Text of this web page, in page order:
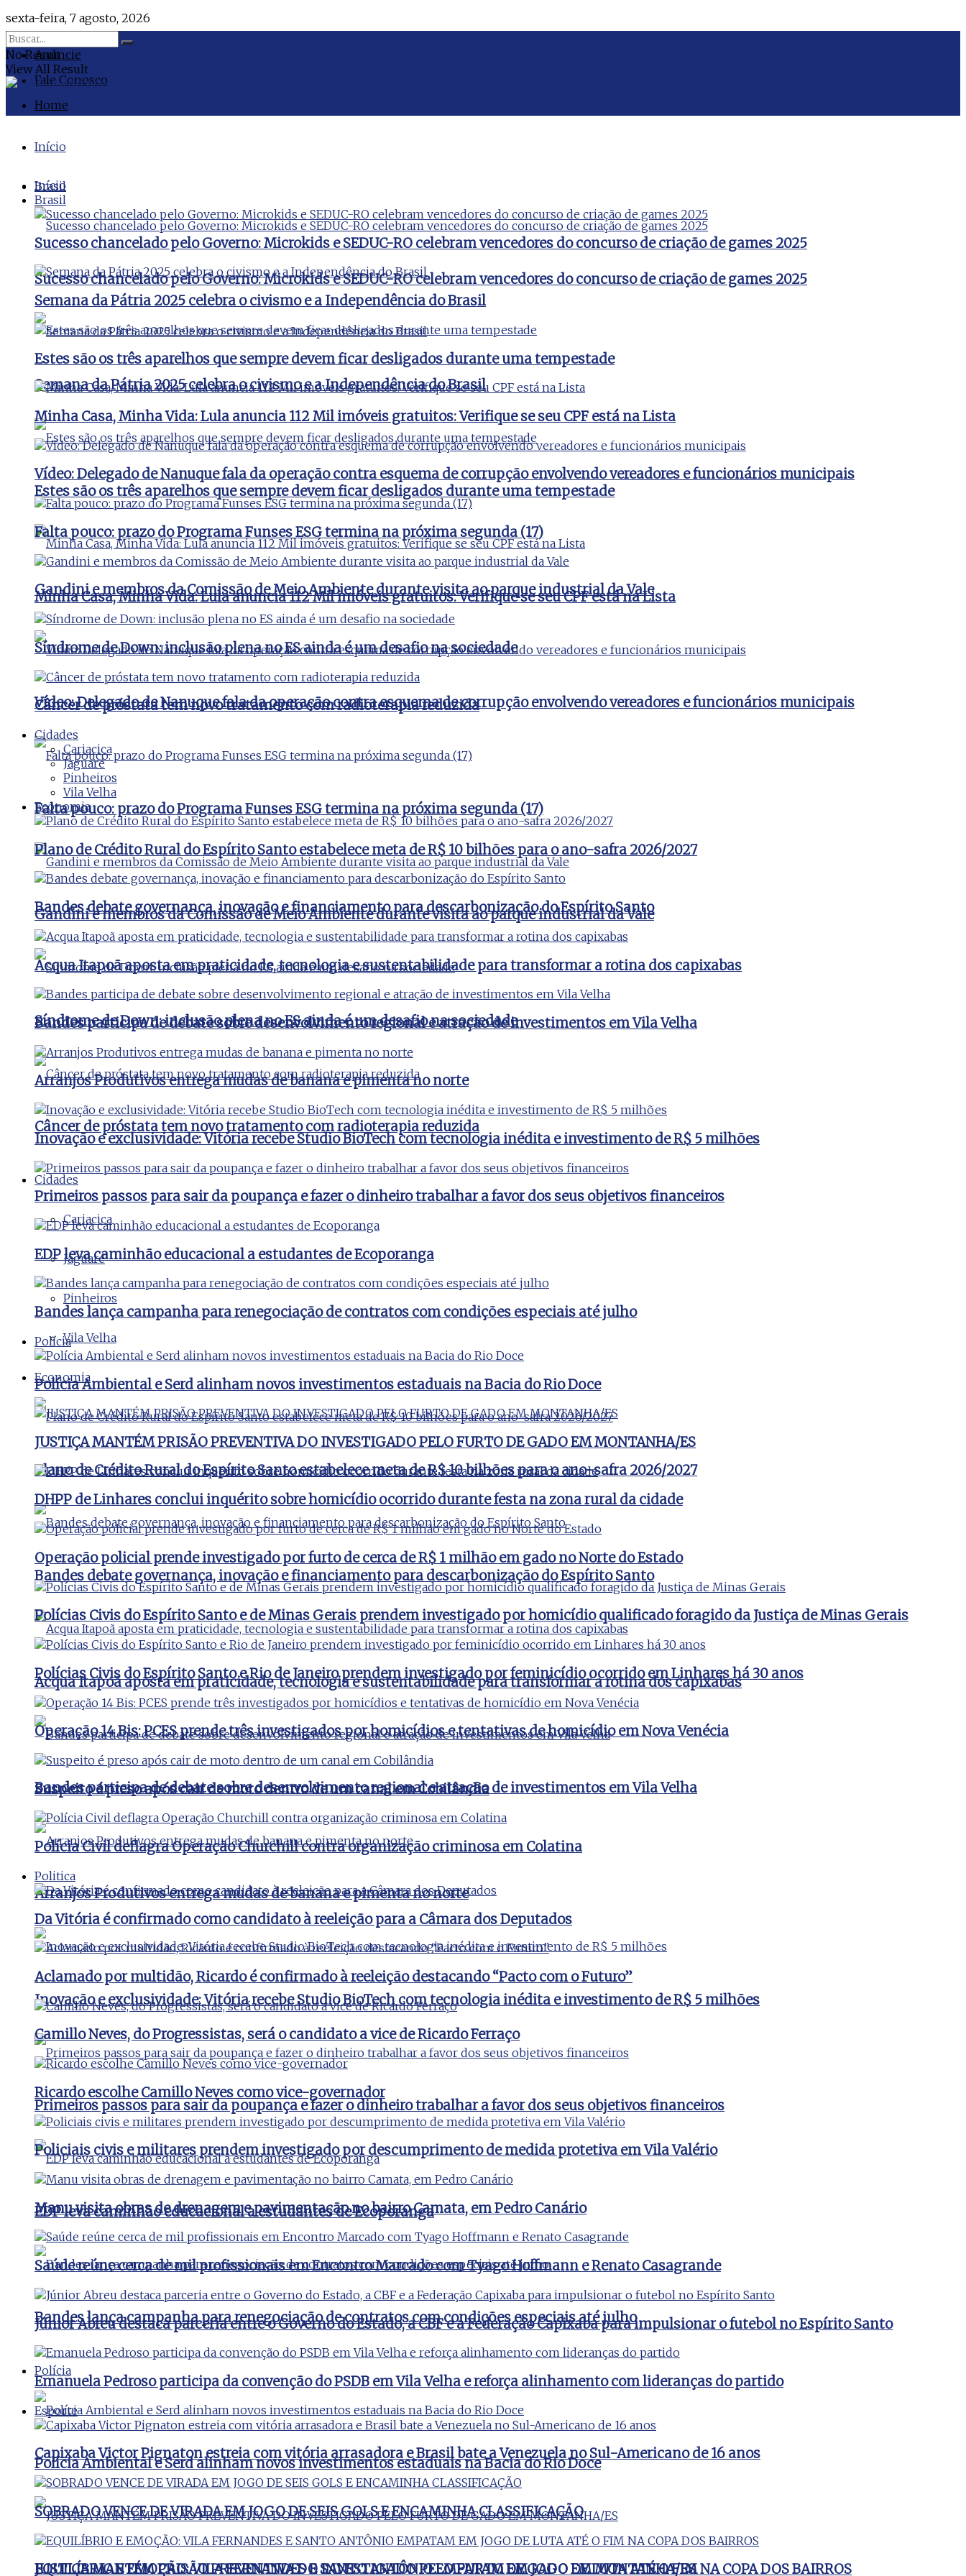
sexta-feira, 7 agosto, 2026
Anuncie
Fale Conosco
Home
No Result
View All Result
Início
Brasil
Sucesso chancelado pelo Governo: Microkids e SEDUC-RO celebram vencedores do concurso de criação de games 2025
Semana da Pátria 2025 celebra o civismo e a Independência do Brasil
Estes são os três aparelhos que sempre devem ficar desligados durante uma tempestade
Minha Casa, Minha Vida: Lula anuncia 112 Mil imóveis gratuitos: Verifique se seu CPF está na Lista
Vídeo: Delegado de Nanuque fala da operação contra esquema de corrupção envolvendo vereadores e funcionários municipais
Falta pouco: prazo do Programa Funses ESG termina na próxima segunda (17)
Gandini e membros da Comissão de Meio Ambiente durante visita ao parque industrial da Vale
Síndrome de Down: inclusão plena no ES ainda é um desafio na sociedade
Câncer de próstata tem novo tratamento com radioterapia reduzida
Cidades
Cariacica
Jaguaré
Pinheiros
Vila Velha
Economia
Plano de Crédito Rural do Espírito Santo estabelece meta de R$ 10 bilhões para o ano-safra 2026/2027
Bandes debate governança, inovação e financiamento para descarbonização do Espírito Santo
Acqua Itapoã aposta em praticidade, tecnologia e sustentabilidade para transformar a rotina dos capixabas
Bandes participa de debate sobre desenvolvimento regional e atração de investimentos em Vila Velha
Arranjos Produtivos entrega mudas de banana e pimenta no norte
Inovação e exclusividade: Vitória recebe Studio BioTech com tecnologia inédita e investimento de R$ 5 milhões
Primeiros passos para sair da poupança e fazer o dinheiro trabalhar a favor dos seus objetivos financeiros
EDP leva caminhão educacional a estudantes de Ecoporanga
Bandes lança campanha para renegociação de contratos com condições especiais até julho
Polícia
Polícia Ambiental e Serd alinham novos investimentos estaduais na Bacia do Rio Doce
JUSTIÇA MANTÉM PRISÃO PREVENTIVA DO INVESTIGADO PELO FURTO DE GADO EM MONTANHA/ES
Início
Brasil
Sucesso chancelado pelo Governo: Microkids e SEDUC-RO celebram vencedores do concurso de criação de games 2025
Semana da Pátria 2025 celebra o civismo e a Independência do Brasil
Estes são os três aparelhos que sempre devem ficar desligados durante uma tempestade
Minha Casa, Minha Vida: Lula anuncia 112 Mil imóveis gratuitos: Verifique se seu CPF está na Lista
Vídeo: Delegado de Nanuque fala da operação contra esquema de corrupção envolvendo vereadores e funcionários municipais
Falta pouco: prazo do Programa Funses ESG termina na próxima segunda (17)
Gandini e membros da Comissão de Meio Ambiente durante visita ao parque industrial da Vale
Síndrome de Down: inclusão plena no ES ainda é um desafio na sociedade
Câncer de próstata tem novo tratamento com radioterapia reduzida
Cidades
Cariacica
Jaguaré
Pinheiros
Vila Velha
Economia
Plano de Crédito Rural do Espírito Santo estabelece meta de R$ 10 bilhões para o ano-safra 2026/2027
Bandes debate governança, inovação e financiamento para descarbonização do Espírito Santo
Acqua Itapoã aposta em praticidade, tecnologia e sustentabilidade para transformar a rotina dos capixabas
Bandes participa de debate sobre desenvolvimento regional e atração de investimentos em Vila Velha
Arranjos Produtivos entrega mudas de banana e pimenta no norte
Inovação e exclusividade: Vitória recebe Studio BioTech com tecnologia inédita e investimento de R$ 5 milhões
Primeiros passos para sair da poupança e fazer o dinheiro trabalhar a favor dos seus objetivos financeiros
EDP leva caminhão educacional a estudantes de Ecoporanga
Bandes lança campanha para renegociação de contratos com condições especiais até julho
Polícia
Polícia Ambiental e Serd alinham novos investimentos estaduais na Bacia do Rio Doce
JUSTIÇA MANTÉM PRISÃO PREVENTIVA DO INVESTIGADO PELO FURTO DE GADO EM MONTANHA/ES
DHPP de Linhares conclui inquérito sobre homicídio ocorrido durante festa na zona rural da cidade
Operação policial prende investigado por furto de cerca de R$ 1 milhão em gado no Norte do Estado
Polícias Civis do Espírito Santo e de Minas Gerais prendem investigado por homicídio qualificado foragido da Justiça de Minas Gerais
Polícias Civis do Espírito Santo e Rio de Janeiro prendem investigado por feminicídio ocorrido em Linhares há 30 anos
Operação 14 Bis: PCES prende três investigados por homicídios e tentativas de homicídio em Nova Venécia
Suspeito é preso após cair de moto dentro de um canal em Cobilândia
Polícia Civil deflagra Operação Churchill contra organização criminosa em Colatina
Politica
Da Vitória é confirmado como candidato à reeleição para a Câmara dos Deputados
Aclamado por multidão, Ricardo é confirmado à reeleição destacando “Pacto com o Futuro”
Camillo Neves, do Progressistas, será o candidato a vice de Ricardo Ferraço
Ricardo escolhe Camillo Neves como vice-governador
Policiais civis e militares prendem investigado por descumprimento de medida protetiva em Vila Valério
Manu visita obras de drenagem e pavimentação no bairro Camata, em Pedro Canário
Saúde reúne cerca de mil profissionais em Encontro Marcado com Tyago Hoffmann e Renato Casagrande
Júnior Abreu destaca parceria entre o Governo do Estado, a CBF e a Federação Capixaba para impulsionar o futebol no Espírito Santo
Emanuela Pedroso participa da convenção do PSDB em Vila Velha e reforça alinhamento com lideranças do partido
Esporte
Capixaba Victor Pignaton estreia com vitória arrasadora e Brasil bate a Venezuela no Sul-Americano de 16 anos
SOBRADO VENCE DE VIRADA EM JOGO DE SEIS GOLS E ENCAMINHA CLASSIFICAÇÃO
EQUILÍBRIO E EMOÇÃO: VILA FERNANDES E SANTO ANTÔNIO EMPATAM EM JOGO DE LUTA ATÉ O FIM NA COPA DOS BAIRROS